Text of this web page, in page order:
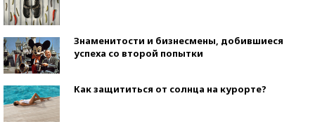
Знаменитости и бизнесмены, добившиеся
успеха со второй попытки
Как защититься от солнца на курорте?